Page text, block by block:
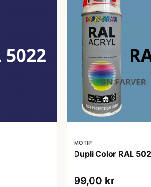
MOTIP
Dupli Color RAL
99,00 kr